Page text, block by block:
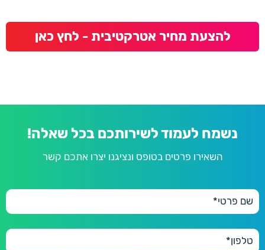
להצעת מחיר אטרקטיבית - לחץ כאן
נשמח לעמוד לשירותכם בכל שאלה!
השאירו פרטים בטופס ונציגנו יצרו אתכם קשר